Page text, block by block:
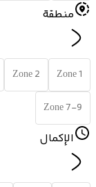
منطقة
Zone 1
Zone 2
Zone 7-9
الإكمال